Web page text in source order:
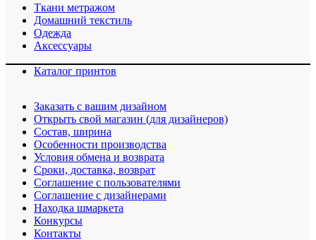
Ткани метражом
Домашний текстиль
Одежда
Аксессуары
Каталог принтов
Заказать с вашим дизайном
Открыть свой магазин (для дизайнеров)
Cостав, ширина
Особенности производства
Условия обмена и возврата
Сроки, доставка, возврат
Соглашение с пользователями
Соглашение с дизайнерами
Находка шмаркета
Конкурсы
Контакты